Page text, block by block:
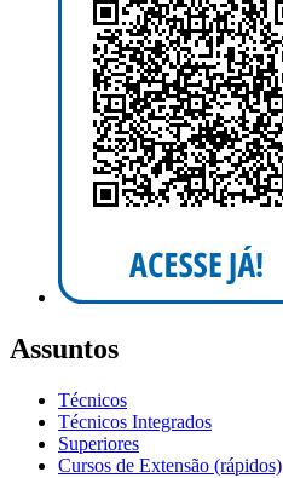
Assuntos
Técnicos
Técnicos Integrados
Superiores
Cursos de Extensão (rápidos)